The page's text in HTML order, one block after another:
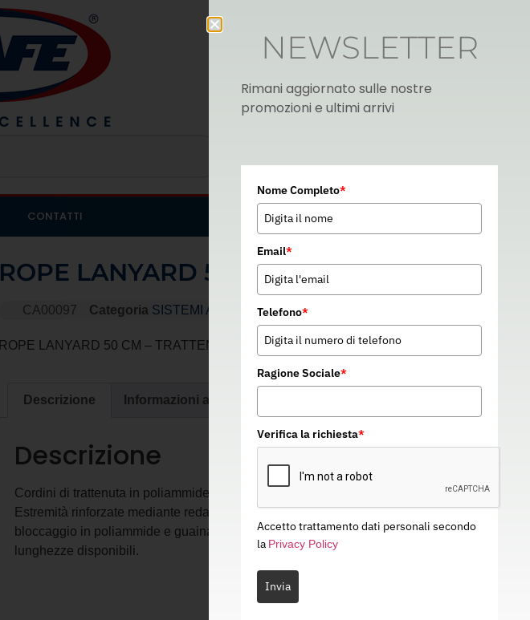
CONTATTI
ROPE LANYARD 50 CM
CA00097 Categoria SISTEMI ANTICADUTA
ROPE LANYARD 50 CM – TRATTENUTA – CA00097
Descrizione Informazioni aggiuntive
Descrizione
Cordini di trattenuta in poliammide da 10,5 mm leggero e resistente.
Estremità rinforzate mediante redancia in polipropilene con clip di
bloccaggio in poliammide e guaina di protezione in poliuretano. Varie
lunghezze disponibili.
NEWSLETTER
Rimani aggiornato sulle nostre
promozioni e ultimi arrivi
Nome Completo*
Email*
Telefono*
Ragione Sociale*
Verifica la richiesta*
Accetto trattamento dati personali secondo
la Privacy Policy
Invia